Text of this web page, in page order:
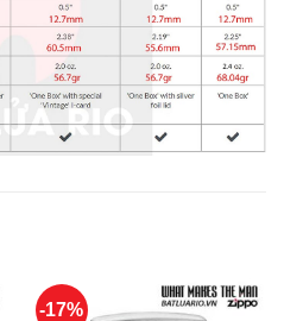
-17%